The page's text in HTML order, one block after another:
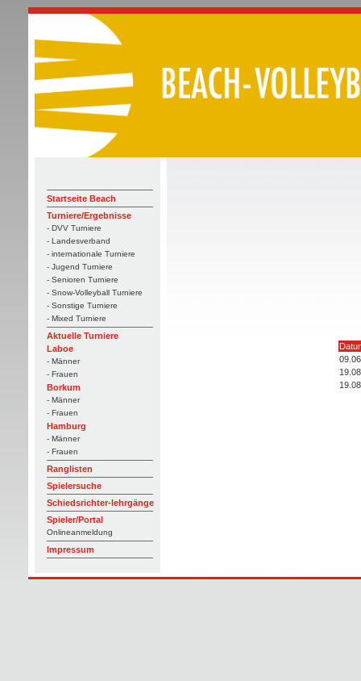
Startseite Beach
Turniere/Ergebnisse
- DVV Turniere
- Landesverband
- internationale Turniere
- Jugend Turniere
- Senioren Turniere
- Snow-Volleyball Turniere
- Sonstige Turniere
- Mixed Turniere
Aktuelle Turniere
Laboe
- Männer
- Frauen
Borkum
- Männer
- Frauen
Hamburg
- Männer
- Frauen
Ranglisten
Spielersuche
Schiedsrichter-lehrgänge
Spieler/Portal
Onlineanmeldung
Impressum